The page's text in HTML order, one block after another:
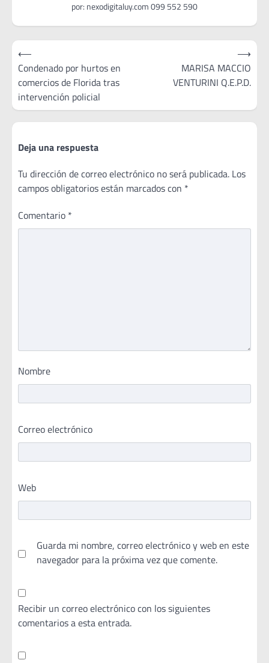
Navegación
de
entradas
⟵
Condenado por hurtos en
comercios de Florida tras
intervención policial
MARISA MACCIO
VENTURINI Q.E.P.D.
⟶
Deja una respuesta
Tu dirección de correo electrónico no será publicada. Los
campos obligatorios están marcados con *
Comentario *
Nombre
Correo electrónico
Web
Guarda mi nombre, correo electrónico y web en este
navegador para la próxima vez que comente.
Recibir un correo electrónico con los siguientes
comentarios a esta entrada.